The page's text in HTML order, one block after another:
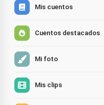
Mis cuentos
Cuentos destacados
Mi foto
Mis clips